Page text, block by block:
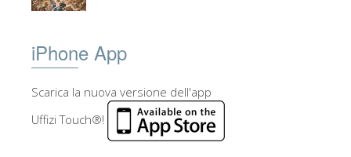
iPhone App
Scarica la nuova versione dell'app
Uffizi Touch®!